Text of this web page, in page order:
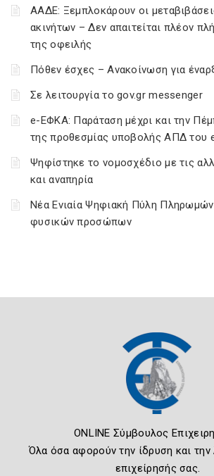
ΑΑΔΕ: Ξεμπλοκάρουν οι
ακινήτων – Δεν απαιτείται πλέον
της οφειλής
Πόθεν έσχες – Ανακοίνωση για
Σε λειτουργία το gov.gr messenger
e-ΕΦΚΑ: Παράταση μέχρι και την
της προθεσμίας υποβολής ΑΠΔ του
Ψηφίστηκε το νομοσχέδιο με τις
και αναπηρία
Νέα Ενιαία Ψηφιακή Πύλη
φυσικών προσώπων
ONLINE Σύμβουλος
Όλα όσα αφορούν την ίδρυση και την
επιχείρησής σας.